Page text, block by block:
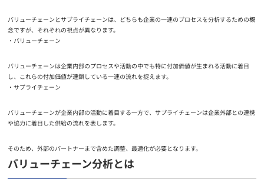
バリューチェーンとサプライチェーンは、どちらも企業の一連のプロセスを分析するための概
念ですが、それぞれの視点が異なります。
バリューチェーン
バリューチェーンは企業内部のプロセスや活動の中でも特に付加価値が生まれる活動に着目
し、これらの付加価値が連鎖している一連の流れを捉えます。
サプライチェーン
バリューチェーンが企業内部の活動に着目する一方で、サプライチェーンは企業外部との連携
や協力に着目した供給の流れを表します。
そのため、外部のパートナーまで含めた調整、最適化が必要となります。
バリューチェーン分析とは